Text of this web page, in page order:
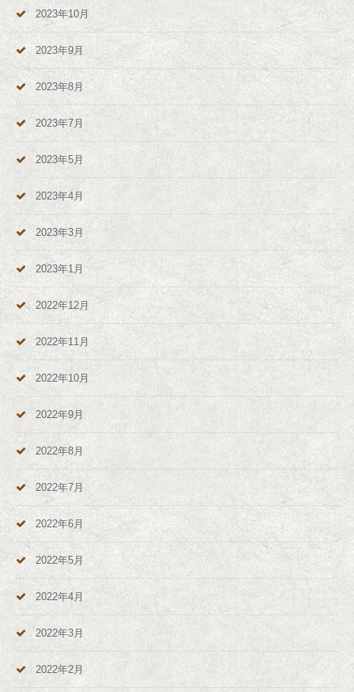
2023年10月
2023年9月
2023年8月
2023年7月
2023年5月
2023年4月
2023年3月
2023年1月
2022年12月
2022年11月
2022年10月
2022年9月
2022年8月
2022年7月
2022年6月
2022年5月
2022年4月
2022年3月
2022年2月